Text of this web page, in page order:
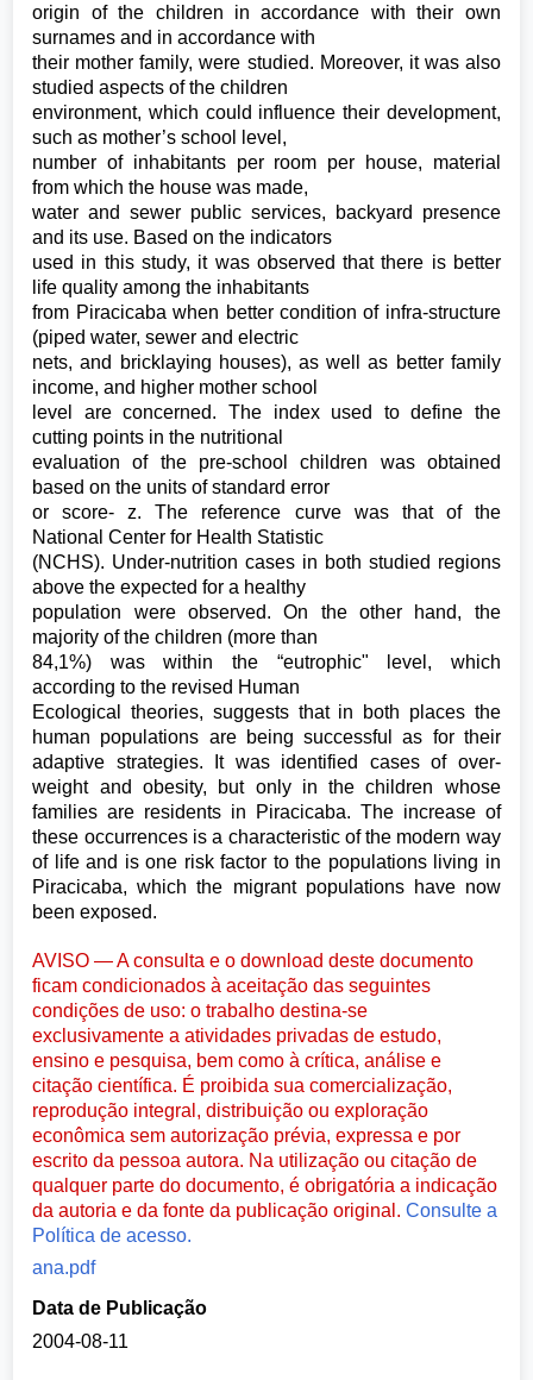
origin of the children in accordance with their own
surnames and in accordance with
their mother family, were studied. Moreover, it was also
studied aspects of the children
environment, which could influence their development,
such as mother’s school level,
number of inhabitants per room per house, material
from which the house was made,
water and sewer public services, backyard presence
and its use. Based on the indicators
used in this study, it was observed that there is better
life quality among the inhabitants
from Piracicaba when better condition of infra-structure
(piped water, sewer and electric
nets, and bricklaying houses), as well as better family
income, and higher mother school
level are concerned. The index used to define the
cutting points in the nutritional
evaluation of the pre-school children was obtained
based on the units of standard error
or score- z. The reference curve was that of the
National Center for Health Statistic
(NCHS). Under-nutrition cases in both studied regions
above the expected for a healthy
population were observed. On the other hand, the
majority of the children (more than
84,1%) was within the “eutrophic" level, which
according to the revised Human
Ecological theories, suggests that in both places the
human populations are being successful as for their
adaptive strategies. It was identified cases of over-
weight and obesity, but only in the children whose
families are residents in Piracicaba. The increase of
these occurrences is a characteristic of the modern way
of life and is one risk factor to the populations living in
Piracicaba, which the migrant populations have now
been exposed.
AVISO — A consulta e o download deste documento
ficam condicionados à aceitação das seguintes
condições de uso: o trabalho destina-se
exclusivamente a atividades privadas de estudo,
ensino e pesquisa, bem como à crítica, análise e
citação científica. É proibida sua comercialização,
reprodução integral, distribuição ou exploração
econômica sem autorização prévia, expressa e por
escrito da pessoa autora. Na utilização ou citação de
qualquer parte do documento, é obrigatória a indicação
da autoria e da fonte da publicação original.Consulte a
Política de acesso.
ana.pdf
Data de Publicação
2004-08-11